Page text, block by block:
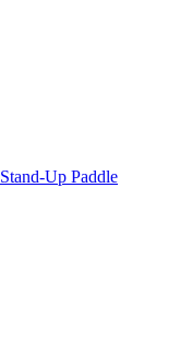
Stand-Up Paddle